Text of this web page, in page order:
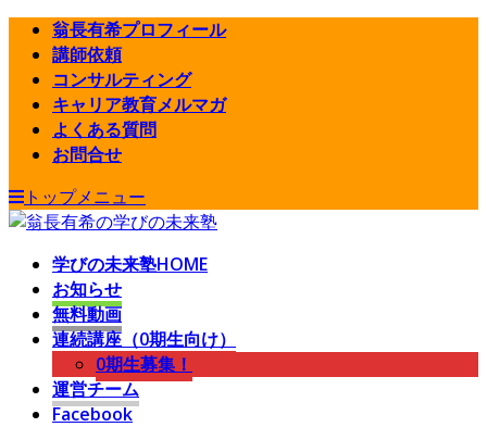
翁長有希プロフィール
講師依頼
コンサルティング
キャリア教育メルマガ
よくある質問
お問合せ
トップメニュー
学びの未来塾HOME
お知らせ
無料動画
連続講座（0期生向け）
0期生募集！
運営チーム
Facebook